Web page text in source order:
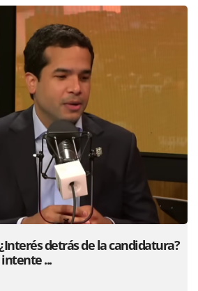
detrás de la candidatura?
...